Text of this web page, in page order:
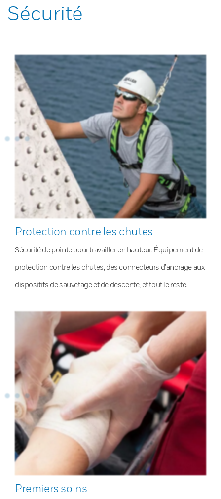
Sécurité
Protection contre les chutes
Sécurité de pointe pour travailler en hauteur. Équipement de
protection contre les chutes, des connecteurs d’ancrage aux
dispositifs de sauvetage et de descente, et tout le reste.
Premiers soins